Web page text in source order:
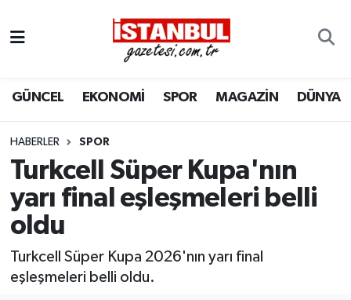
GÜNCEL EKONOMİ SPOR MAGAZİN DÜNYA
HABERLER SPOR
Turkcell Süper Kupa'nın
yarı final eşleşmeleri belli
oldu
Turkcell Süper Kupa 2026'nın yarı final
eşleşmeleri belli oldu.
EKONOMİ
İSTANBUL
DÜNYA
SPOR
MAGAZİN
Nöbetçi Eczaneler
Hava Durumu
Trafik Durumu
Süper Lig Puan Durumu ve Fikstür
Tüm Manşetler
Son Dakika Haberleri